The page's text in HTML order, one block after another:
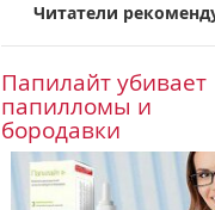
Читатели
Папилайт убивает
папилломы и
бородавки